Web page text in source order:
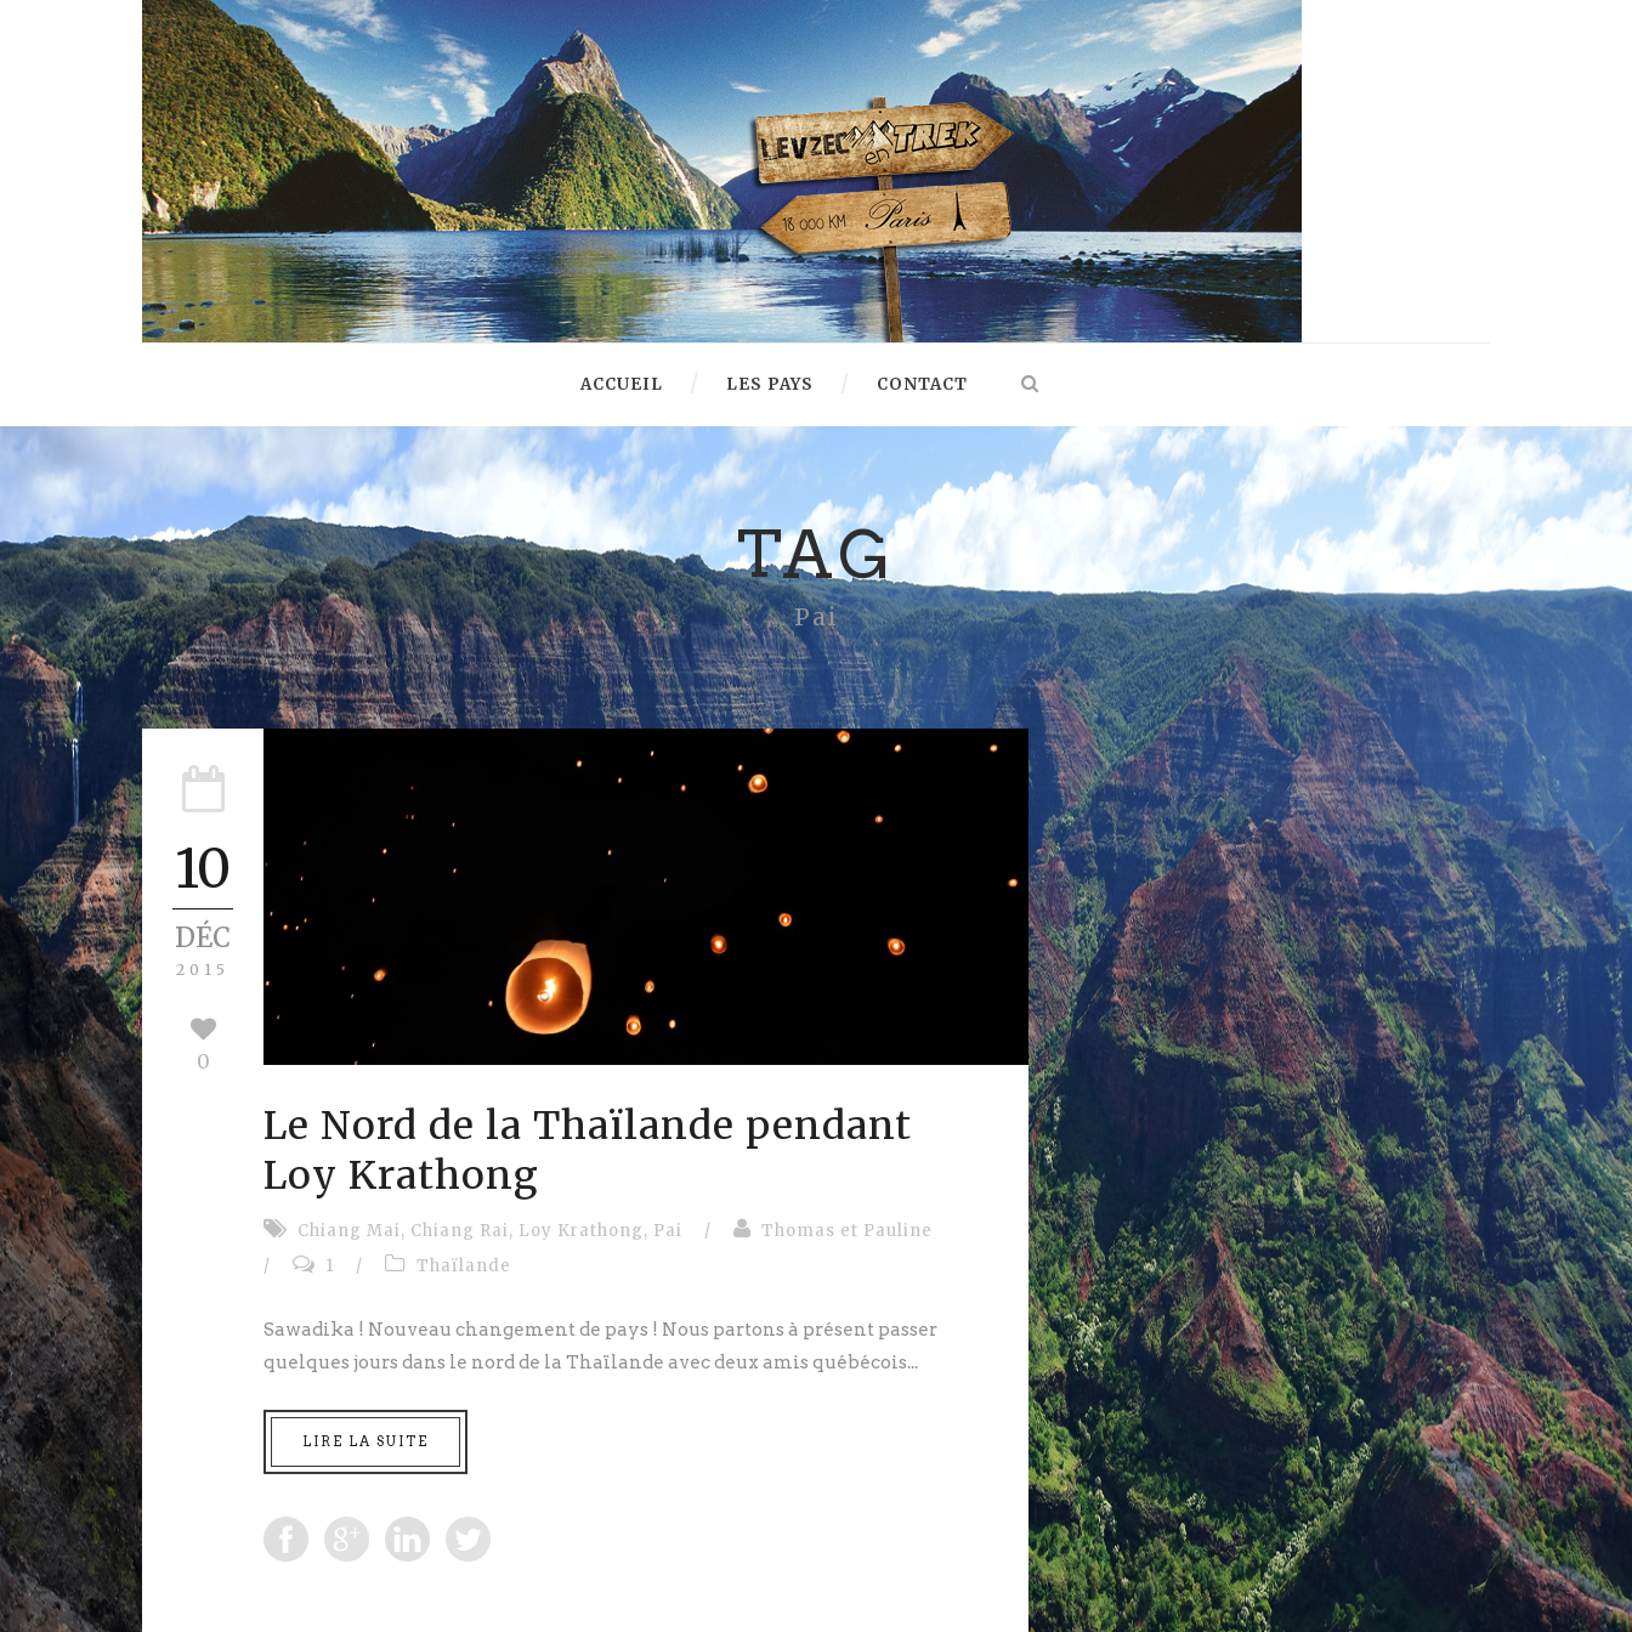
ACCUEIL LES PAYS CONTACT
TAG
Pai
10
DÉC
2015
0
Le Nord de la Thaïlande pendant
Loy Krathong
Chiang Mai, Chiang Rai, Loy Krathong, Pai /
Thomas et Pauline
/
1 / Thaïlande
Sawadika ! Nouveau changement de pays ! Nous partons à présent passer
quelques jours dans le nord de la Thaïlande avec deux amis québécois...
LIRE LA SUITE